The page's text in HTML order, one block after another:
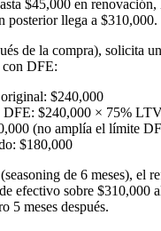
$45,000 en renovación,
posterior llega a $310,000.
de la compra), solicita un
DFE:
$240,000
DFE: $240,000 × 75%
(no amplía el límite
$180,000
de 6 meses), el
efectivo sobre $310,000
5 meses después.